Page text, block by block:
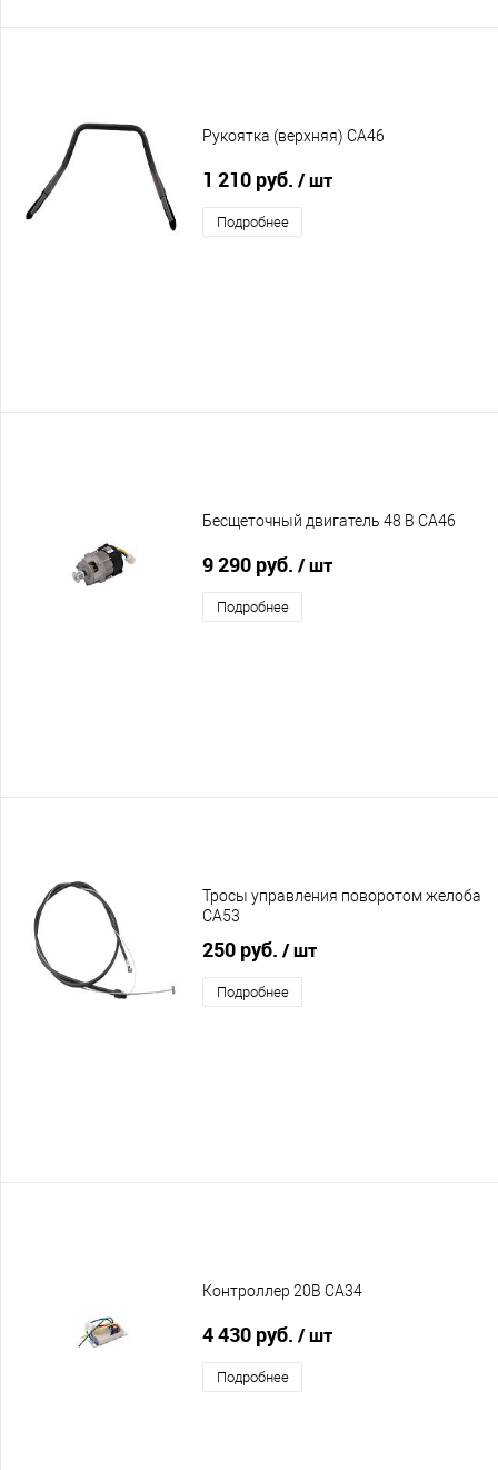
Рукоятка (верхняя) CA46
1 210 руб. / шт
Подробнее
Бесщеточный двигатель 48 В CA46
9 290 руб. / шт
Подробнее
Тросы управления поворотом желоба
CA53
250 руб. / шт
Подробнее
Контроллер 20В CA34
4 430 руб. / шт
Подробнее